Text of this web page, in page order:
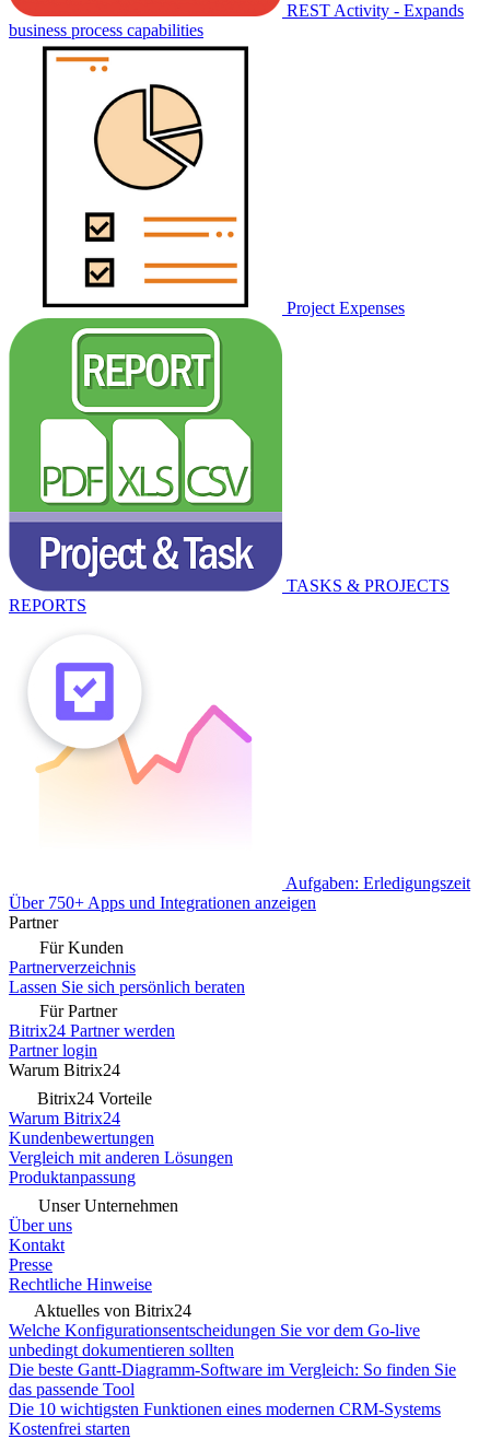
REST Activity - Expands
business process capabilities
Project Expenses
TASKS & PROJECTS
REPORTS
Aufgaben: Erledigungszeit
Über 750+ Apps und Integrationen anzeigen
Partner
Für Kunden
Partnerverzeichnis
Lassen Sie sich persönlich beraten
Für Partner
Bitrix24 Partner werden
Partner login
Warum Bitrix24
Bitrix24 Vorteile
Warum Bitrix24
Kundenbewertungen
Vergleich mit anderen Lösungen
Produktanpassung
Unser Unternehmen
Über uns
Kontakt
Presse
Rechtliche Hinweise
Aktuelles von Bitrix24
Welche Konfigurationsentscheidungen Sie vor dem Go-live
unbedingt dokumentieren sollten
Die beste Gantt-Diagramm-Software im Vergleich: So finden Sie
das passende Tool
Die 10 wichtigsten Funktionen eines modernen CRM-Systems
Kostenfrei starten